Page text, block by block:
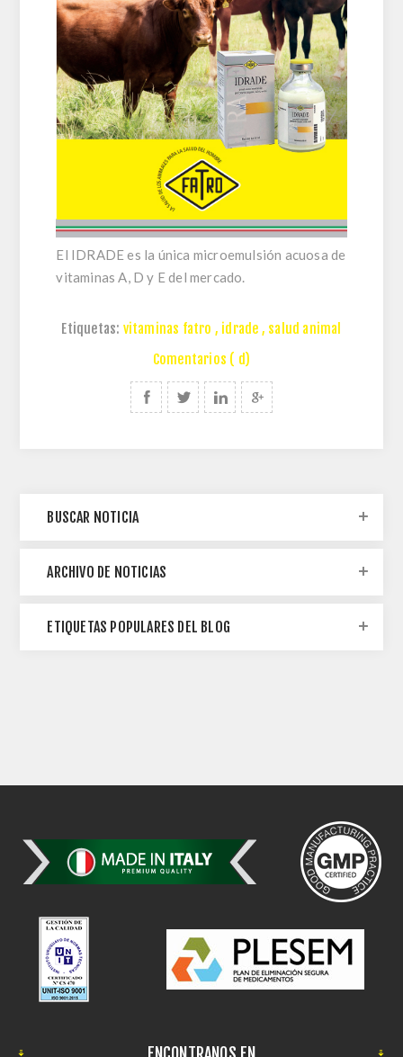
El IDRADE es la única microemulsión acuosa de
vitaminas A, D y E del mercado.
Etiquetas: vitaminas fatro , idrade , salud animal
Comentarios ( d)
BUSCAR NOTICIA
ARCHIVO DE NOTICIAS
ETIQUETAS POPULARES DEL BLOG